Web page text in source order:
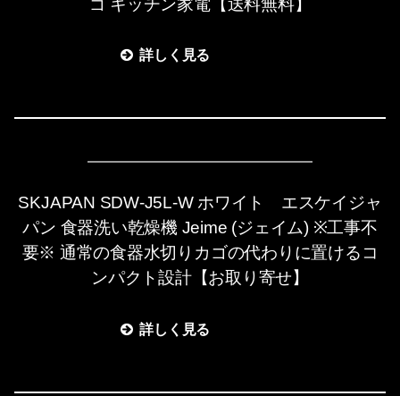
詳しく見る
SKJAPAN SDW-J5L-W ホワイト エスケイジャ
パン 食器洗い乾燥機 Jeime (ジェイム) ※工事不
要※ 通常の食器水切りカゴの代わりに置けるコ
ンパクト設計【お取り寄せ】
詳しく見る